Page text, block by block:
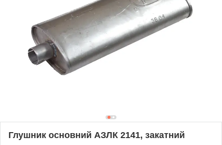
Глушник основний АЗЛК 2141, закатний